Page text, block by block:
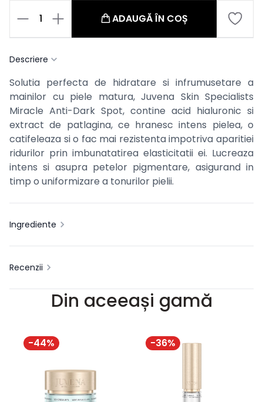
1 ADAUGĂ ÎN COȘ
Descriere
Solutia perfecta de hidratare si infrumusetare a
mainilor cu piele matura, Juvena Skin Specialists
Miracle Anti-Dark Spot, contine acid hialuronic si
extract de patlagina, ce hranesc intens pielea, o
catifeleaza si o fac mai rezistenta impotriva aparitiei
ridurilor prin imbunatatirea elasticitatii ei. Lucreaza
intens si asupra petelor pigmentare, asigurand in
timp o uniformizare a tonurilor pielii.
Ingrediente
Recenzii
Din aceeași gamă
-44% -36%